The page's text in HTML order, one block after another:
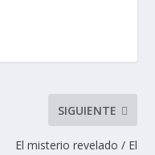
SIGUIENTE
El misterio revelado / El